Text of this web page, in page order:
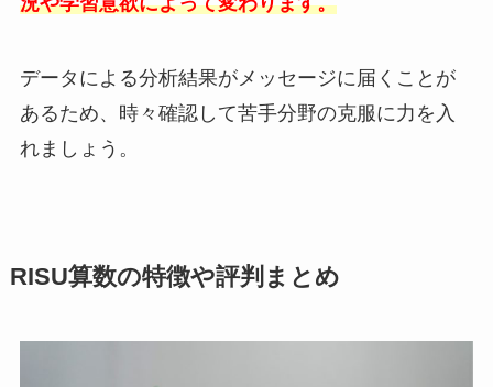
データによる分析結果がメッセージに届くことが
あるため、時々確認して苦手分野の克服に力を入
れましょう。
RISU算数の特徴や評判まとめ